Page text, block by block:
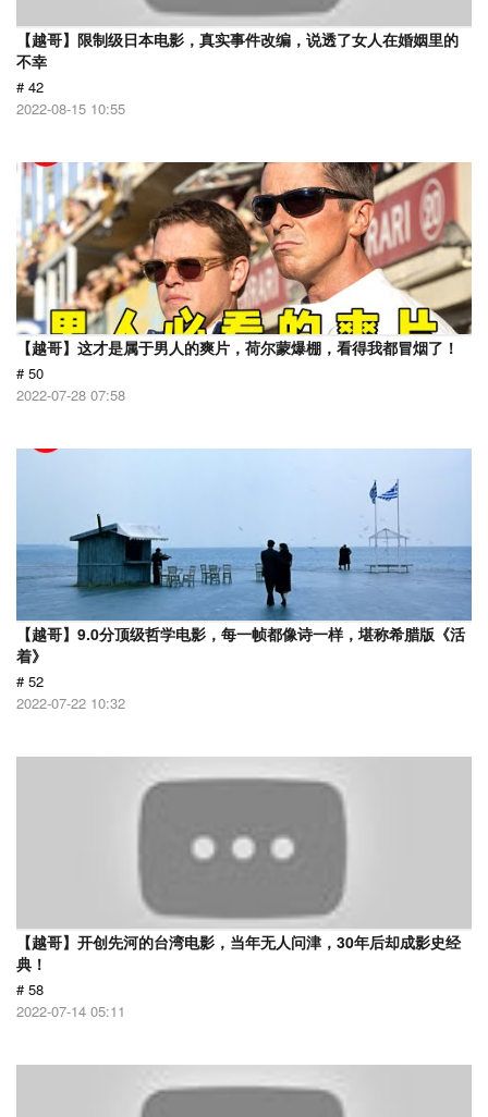
【越哥】限制级日本电影，真实事件改编，说透了女人在婚姻里的
不幸
# 42
2022-08-15 10:55
【越哥】这才是属于男人的爽片，荷尔蒙爆棚，看得我都冒烟了！
# 50
2022-07-28 07:58
【越哥】9.0分顶级哲学电影，每一帧都像诗一样，堪称希腊版《活
着》
# 52
2022-07-22 10:32
【越哥】开创先河的台湾电影，当年无人问津，30年后却成影史经
典！
# 58
2022-07-14 05:11